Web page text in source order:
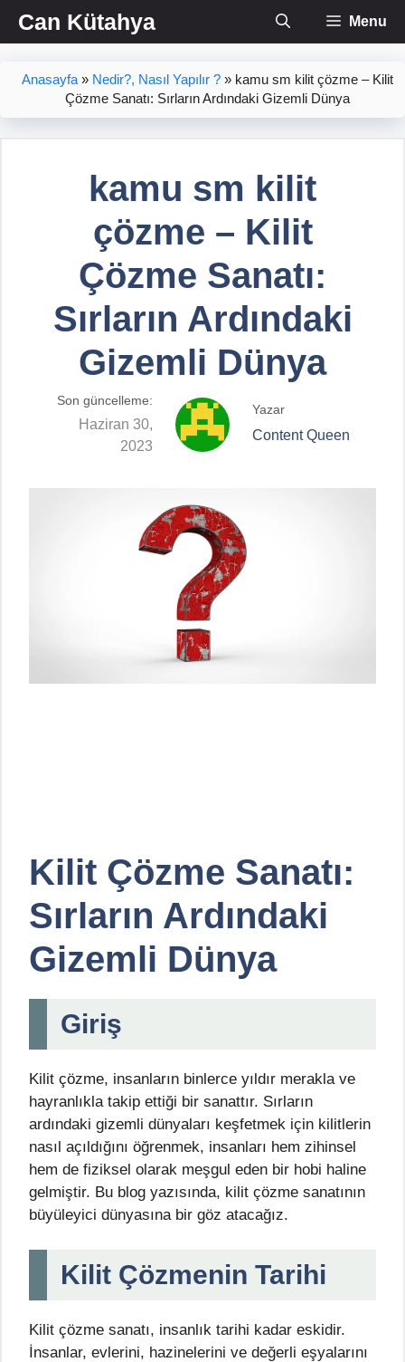
İçeriğe
atlaCan Kütahya Menu
Anasayfa» Nedir?, Nasıl Yapılır ?» kamu sm kilit çözme – Kilit
Çözme Sanatı: Sırların Ardındaki Gizemli Dünya
kamu sm kilit
çözme – Kilit
Çözme Sanatı:
Sırların Ardındaki
Gizemli Dünya
Son güncelleme:
Haziran 30,
2023
Yazar
Content Queen
Kilit Çözme Sanatı:
Sırların Ardındaki
Gizemli Dünya
Giriş
Kilit çözme, insanların binlerce yıldır merakla ve
hayranlıkla takip ettiği bir sanattır. Sırların
ardındaki gizemli dünyaları keşfetmek için kilitlerin
nasıl açıldığını öğrenmek, insanları hem zihinsel
hem de fiziksel olarak meşgul eden bir hobi haline
gelmiştir. Bu blog yazısında, kilit çözme sanatının
büyüleyici dünyasına bir göz atacağız.
Kilit Çözmenin Tarihi
Kilit çözme sanatı, insanlık tarihi kadar eskidir.
İnsanlar, evlerini, hazinelerini ve değerli eşyalarını